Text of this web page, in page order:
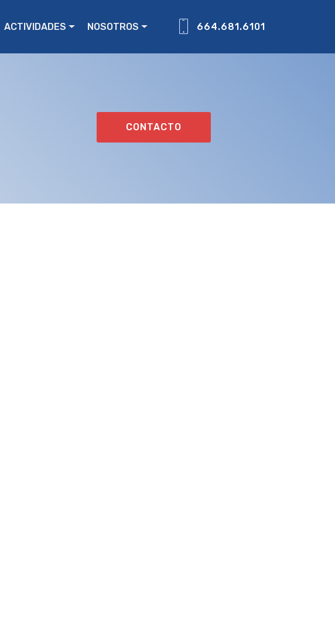
ACTIVIDADES NOSOTROS 664.681.6101
CONTACTO